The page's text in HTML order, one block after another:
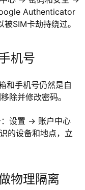
Authenticator
SIM卡劫持绕过。
机号
和手机号仍然是自
除并修改密码。
：设置 → 账户中心
的设备和地点，立
物理隔离